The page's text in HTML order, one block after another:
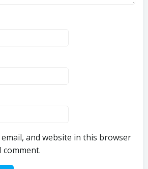
email, and website in this browser